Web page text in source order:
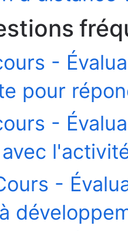
-
pour
-
-